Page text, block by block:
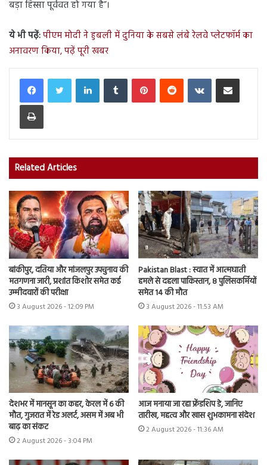
बड़ा हिस्सा पूर्ववत हो गया है”।
ये भी पढ़ें:पीएम मोदी ने हुबली में दुनिया के सबसे लंबे रेलवे प्लेटफॉर्म का
अनावरण किया, पढ़ें पूरी खबर
LinkedInTumblr PinterestReddit VKontakteShare via Email
Print
Related Articles
बांकीपुर, दतिया और मांजलपुर उपचुनाव की
मतगणना जारी, प्रशांत किशोर समेत कई
उम्मीदवारों की परीक्षा
3 August 2026 - 12:09 PM
Pakistan Blast : स्वात में आत्मघाती
हमले से दहला पाकिस्तान, 8 पुलिसकर्मियों
समेत 14 की मौत
3 August 2026 - 11:53 AM
देशभर में मानसून का कहर, केरल में 6 की
मौत, गुजरात में रेड अलर्ट, असम में अब भी
बाढ़ का संकट
2 August 2026 - 3:04 PM
आज मनाया जा रहा फ्रेंडशिप डे, जानिए
तारीख, महत्व और खास शुभकामना संदेश
2 August 2026 - 11:36 AM